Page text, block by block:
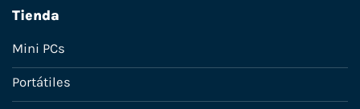
Tienda
Mini PCs
Portátiles